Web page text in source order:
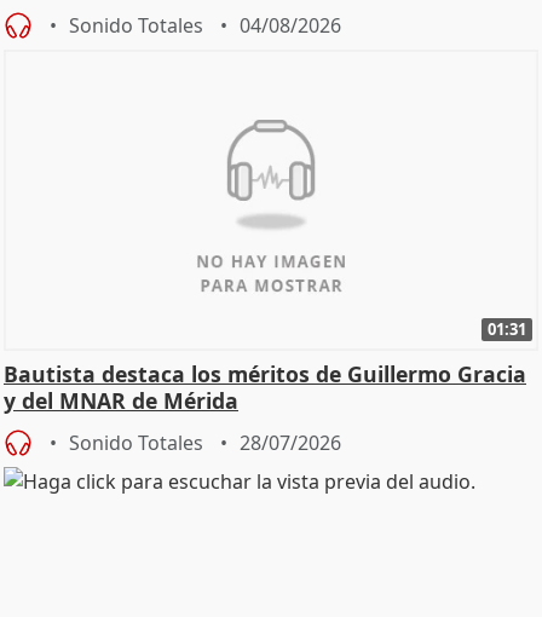
Sonido Totales 04/08/2026
01:31
Bautista destaca los méritos de Guillermo Gracia
y del MNAR de Mérida
Sonido Totales 28/07/2026